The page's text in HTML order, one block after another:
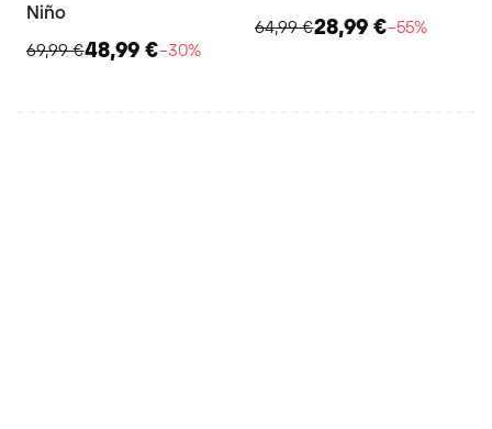
Niño
69,99 €48,99 €−30%
64,99 €28,99 €−55%